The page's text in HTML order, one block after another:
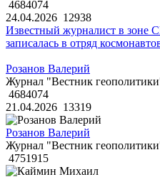
4684074
24.04.2026 12938
Известный журналист в зоне
записалась в отряд
Розанов Валерий
Журнал "Вестник
4684074
21.04.2026 13319
Розанов Валерий
Журнал "Вестник
4751915